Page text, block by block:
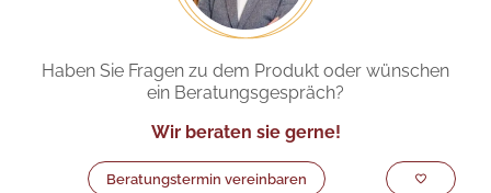
Haben Sie Fragen zu dem Produkt oder wünschen
ein Beratungsgespräch?
Wir beraten sie gerne!
Beratungstermin vereinbaren